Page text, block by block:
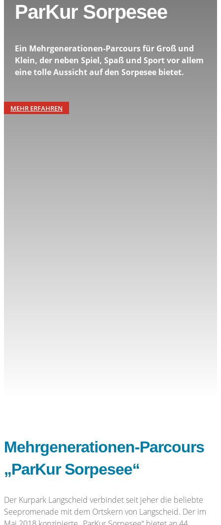
ParKur Sorpesee
Ein Mehrgenerationen-Parcours für Groß und
Klein, der neben Spiel, Spaß und Sport vor allem
eine tolle Aussicht auf den Sorpesee bietet.
MEHR ERFAHREN
Mehrgenerationen-Parcours
„ParKur Sorpesee“
Der Kurpark Langscheid verbindet seit jeher die beliebte
Seepromenade mit dem Ortskern von Langscheid. Der im